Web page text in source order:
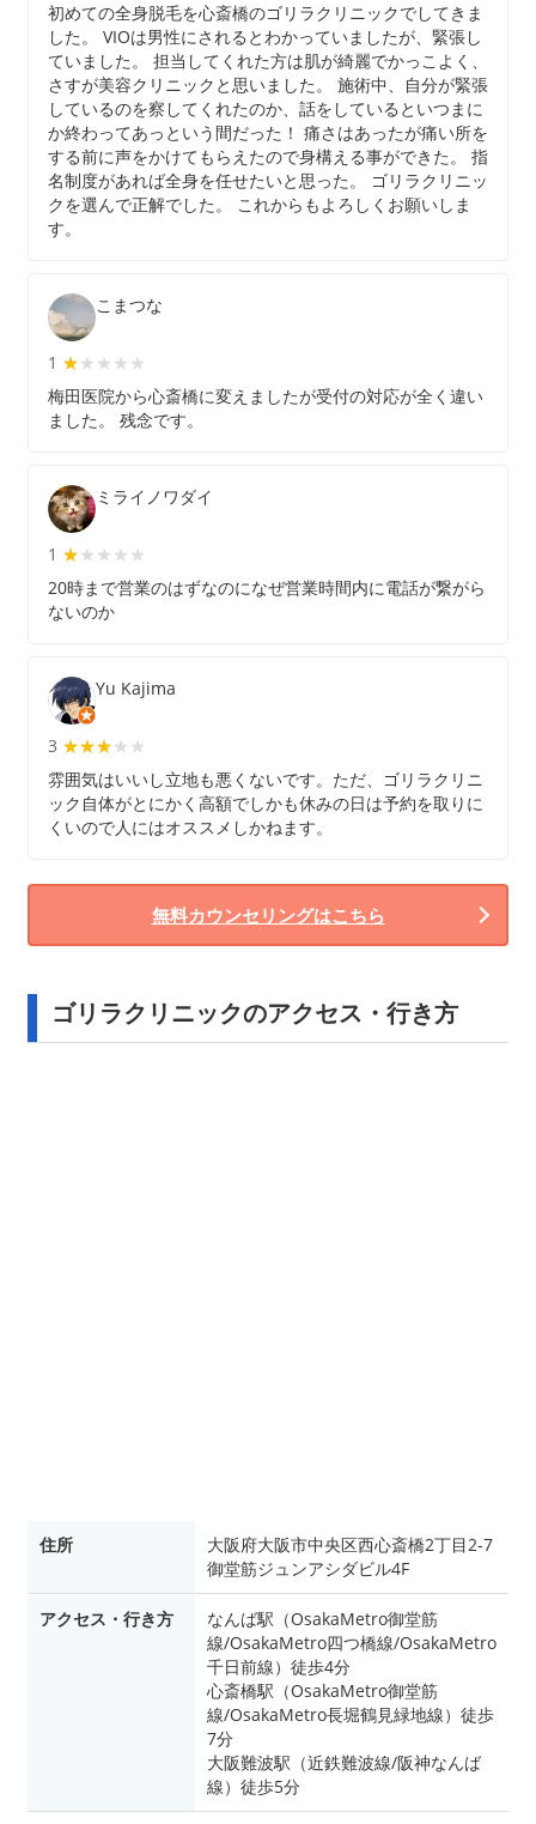
初めての全身脱毛を心斎橋のゴリラクリニックでしてきま
した。 VIOは男性にされるとわかっていましたが、緊張し
ていました。 担当してくれた方は肌が綺麗でかっこよく、
さすが美容クリニックと思いました。 施術中、自分が緊張
しているのを察してくれたのか、話をしているといつまに
か終わってあっという間だった！ 痛さはあったが痛い所を
する前に声をかけてもらえたので身構える事ができた。 指
名制度があれば全身を任せたいと思った。 ゴリラクリニッ
クを選んで正解でした。 これからもよろしくお願いしま
す。
こまつな
1 ★★★★★
★
梅田医院から心斎橋に変えましたが受付の対応が全く違い
ました。 残念です。
ミライノワダイ
1 ★★★★★
★
20時まで営業のはずなのになぜ営業時間内に電話が繋がら
ないのか
Yu Kajima
3 ★★★★★
★★★
雰囲気はいいし立地も悪くないです。ただ、ゴリラクリニ
ック自体がとにかく高額でしかも休みの日は予約を取りに
くいので人にはオススメしかねます。
無料カウンセリングはこちら
ゴリラクリニックのアクセス・行き方
住所
大阪府大阪市中央区西心斎橋2丁目2-7
御堂筋ジュンアシダビル4F
アクセス・行き方
なんば駅（OsakaMetro御堂筋
線/OsakaMetro四つ橋線/OsakaMetro
千日前線）徒歩4分
心斎橋駅（OsakaMetro御堂筋
線/OsakaMetro長堀鶴見緑地線）徒歩
7分
大阪難波駅（近鉄難波線/阪神なんば
線）徒歩5分